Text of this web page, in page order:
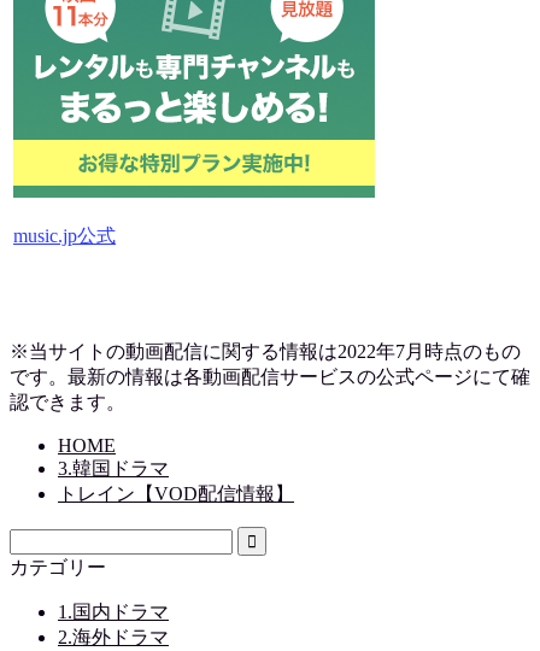
music.jp公式
※当サイトの動画配信に関する情報は2022年7月時点のもの
です。最新の情報は各動画配信サービスの公式ページにて確
認できます。
HOME
3.韓国ドラマ
トレイン【VOD配信情報】
カテゴリー
1.国内ドラマ
2.海外ドラマ